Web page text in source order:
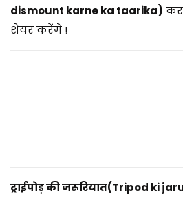
/
2
dismount karne ka taarika)
शेयर करेंगे !
ट्राईपोड़ की जरूरियात(Tripod ki